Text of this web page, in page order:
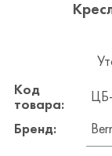
Код
товара:
Бренд: